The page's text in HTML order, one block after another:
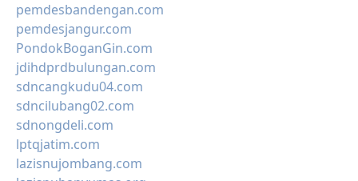
pemdesbandengan.com
pemdesjangur.com
PondokBoganGin.com
jdihdprdbulungan.com
sdncangkudu04.com
sdncilubang02.com
sdnongdeli.com
lptqjatim.com
lazisnujombang.com